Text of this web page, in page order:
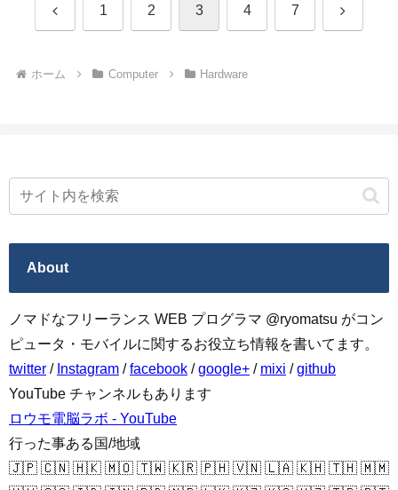
前 1 2 3 4 7 次
ホーム Computer Hardware
About
ノマドなフリーランス WEB プログラマ @ryomatsu がコン
ピュータ・モバイルに関するお役立ち情報を書いてます。
twitter / Instagram /facebook /google+ / mixi /github
YouTube チャンネルもあります
ロウモ電脳ラボ - YouTube
行った事ある国/地域
🇯🇵 🇨🇳 🇭🇰 🇲🇴 🇹🇼 🇰🇷 🇵🇭 🇻🇳 🇱🇦 🇰🇭 🇹🇭 🇲🇲